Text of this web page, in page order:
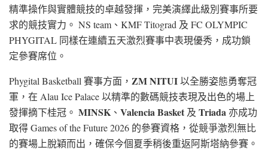
精準操作與實體競技的卓越發揮，完美演繹此級別賽事所要
求的競技實力。 NS team、KMF Titograd 及 FC OLYMPIC
PHYGITAL 同樣在連續五天激烈賽事中表現優秀，成功鎖
定參賽席位。
Phygital Basketball 賽事方面， ZM NITUI以全勝姿態勇奪冠
軍，在 Alau Ice Palace 以精準的數碼競技表現及出色的場上
發揮摘下桂冠。 MINSK 、 Valencia Basket 及 Triada 亦成功
取得 Games of the Future 2026 的參賽資格，從競爭激烈無比
的賽場上脫穎而出，確保今個夏季稍後重返阿斯塔納參賽。